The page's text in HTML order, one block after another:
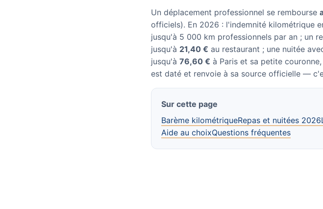
Un déplacement professionnel se rembourse
officiels). En 2026 : l'indemnité kilométrique
jusqu'à 5 000 km professionnels par an ; un
jusqu'à 21,40 € au restaurant ; une nuitée
jusqu'à 76,60 € à Paris et sa petite couronne,
est daté et renvoie à sa source officielle —
Sur cette page
Barème kilométriqueRepas et nuitées 2026
Aide au choixQuestions fréquentes